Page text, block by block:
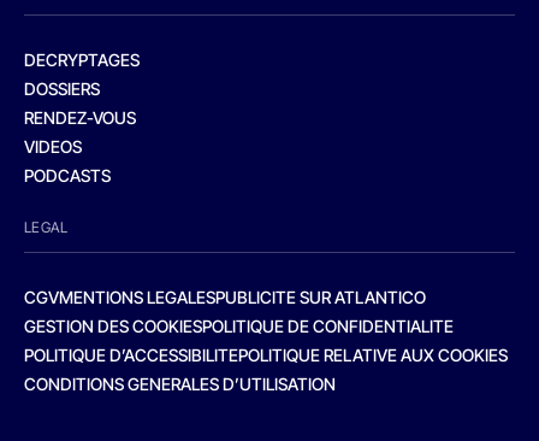
DECRYPTAGES
DOSSIERS
RENDEZ-VOUS
VIDEOS
PODCASTS
LEGAL
CGVMENTIONS LEGALESPUBLICITE SUR ATLANTICO
GESTION DES COOKIESPOLITIQUE DE CONFIDENTIALITE
POLITIQUE D’ACCESSIBILITEPOLITIQUE RELATIVE AUX COOKIES
CONDITIONS GENERALES D’UTILISATION